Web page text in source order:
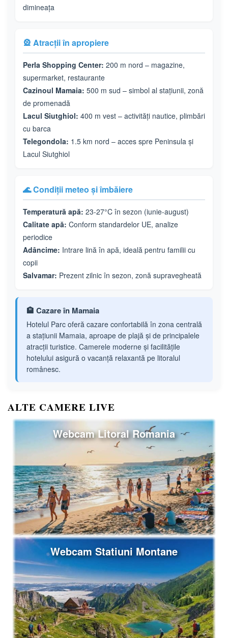
dimineața
🎡 Atracții în apropiere
Perla Shopping Center: 200 m nord – magazine,
supermarket, restaurante
Cazinoul Mamaia: 500 m sud – simbol al stațiunii, zonă
de promenadă
Lacul Siutghiol: 400 m vest – activități nautice, plimbări
cu barca
Telegondola: 1.5 km nord – acces spre Peninsula și
Lacul Siutghiol
🌊 Condiții meteo și îmbăiere
Temperatură apă: 23-27°C în sezon (iunie-august)
Calitate apă: Conform standardelor UE, analize
periodice
Adâncime: Intrare lină în apă, ideală pentru familii cu
copii
Salvamar: Prezent zilnic în sezon, zonă supravegheată
🏨 Cazare în Mamaia
Hotelul Parc oferă cazare confortabilă în zona centrală
a stațiunii Mamaia, aproape de plajă și de principalele
atracții turistice. Camerele moderne și facilitățile
hotelului asigură o vacanță relaxantă pe litoralul
românesc.
ALTE CAMERE LIVE
Webcam Litoral Romania
Webcam Statiuni Montane